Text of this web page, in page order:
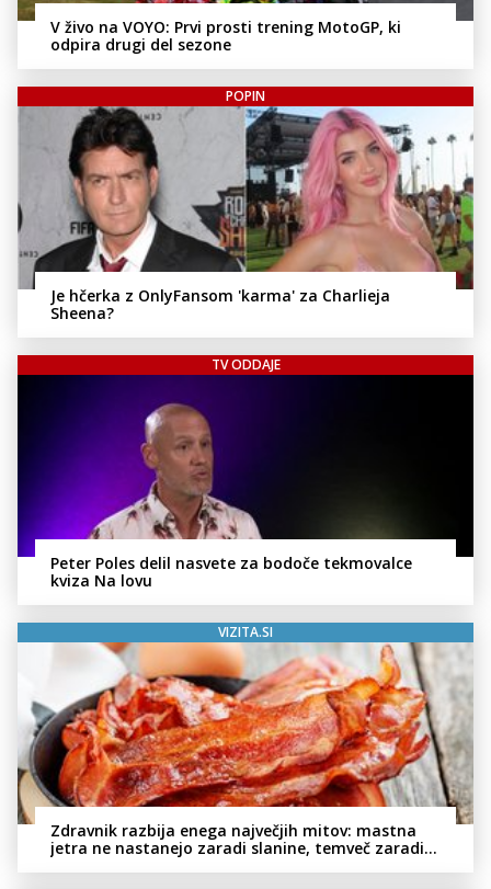
V živo na VOYO: Prvi prosti trening MotoGP, ki
odpira drugi del sezone
POPIN
Je hčerka z OnlyFansom 'karma' za Charlieja
Sheena?
TV ODDAJE
Peter Poles delil nasvete za bodoče tekmovalce
kviza Na lovu
VIZITA.SI
Zdravnik razbija enega največjih mitov: mastna
jetra ne nastanejo zaradi slanine, temveč zaradi